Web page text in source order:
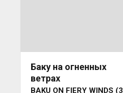
Баку на огненных
ветрах
BAKU ON FIERY WINDS (3